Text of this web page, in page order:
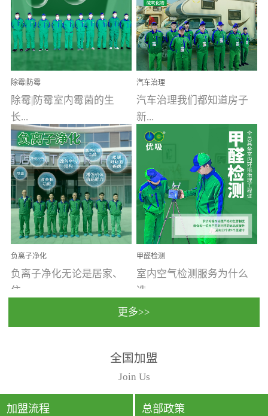
文明的进步，创造了多姿
多彩的家居产品和生活情
调，但也带来了以甲醛为
首的室内...
液，具备杀死人体冠状病
毒的功效，杀菌率
99.99%。相对于传统消毒
液来说，无...
除霉|防霉
除霉|防霉室内霉菌的生
长...
受温度、湿度、基质养
分、通风四个条件影响，
温暖潮湿、营养物质多、
通风缓慢的空间最易滋生
大量霉菌的...
汽车治理
汽车治理我们都知道房子
新...
装修完会有甲醛，其实汽
车的甲醛超标问题更为严
重。汽车的空间范围小，
配件、皮具、装饰多，这
些都是汽...
负离子净化
负离子净化无论是居家、
住...
动，人类长时间停留的室
内空间都有整体消毒的需
要。因为空间内人流携带
的、空气...
甲醛检测
室内空气检测服务为什么
选...
行国家规定的标准检测方
法，空气采样量准确，检
测结果可靠，远胜于其他
检测...
更多>>
全国加盟
Join Us
加盟流程 总部政策